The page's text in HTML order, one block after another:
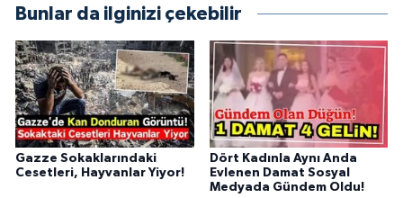
Bunlar da ilginizi çekebilir
Gazze Sokaklarındaki
Cesetleri, Hayvanlar Yiyor!
Dört Kadınla Aynı Anda
Evlenen Damat Sosyal
Medyada Gündem Oldu!
YARIŞMALAR
TANITIM
HABERDE İNSAN